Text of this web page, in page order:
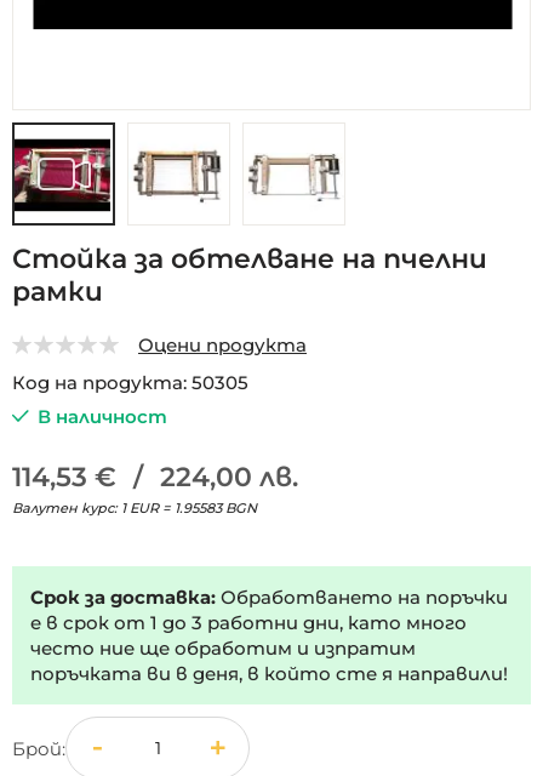
към
началото
на
галерия
снимки
Стойка за обтелване на пчелни
рамки
Оцени продукта
Код на продукта 50305
В наличност
114,53 € / 224,00 лв.
Валутен курс: 1 EUR = 1.95583 BGN
Срок за доставка: Обработването на поръчки
е в срок от 1 до 3 работни дни, като много
често ние ще обработим и изпратим
поръчката ви в деня, в който сте я направили!
Брой